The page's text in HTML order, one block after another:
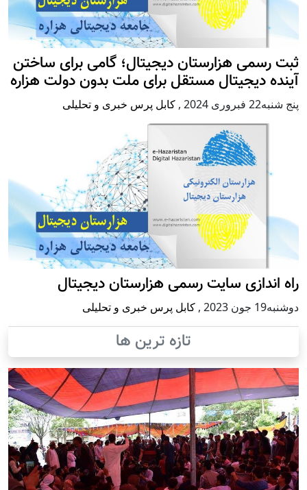
ثبت رسمی هزارستان دیجیتال؛ گامی برای ساختن
آینده دیجیتال مستقل برای ملت بدون دولت هزاره
پنج شنبه22 فبروری 2024 , کابل پرس خبری و تحلیلی
راه اندازی سایت رسمی هزارستان دیجیتال
دوشنبه19 جون 2023 , کابل پرس خبری و تحلیلی
تازه ترین ها